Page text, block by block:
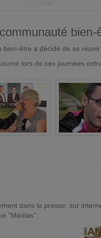
bien-
être a décidé de se
lors de ces journées
dans la presse, sur
"Médias".